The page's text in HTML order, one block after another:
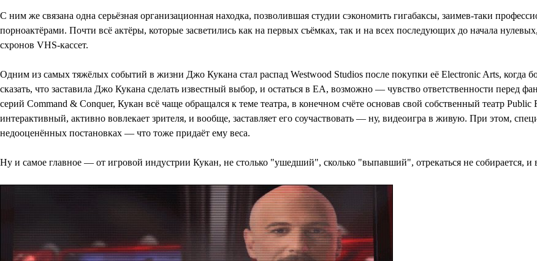
С ним же связана одна серьёзная организационная находка, позволившая студии сэкономить гигабаксы, заимев-таки
порноактёрами. Почти всё актёры, которые засветились как на первых съёмках, так и на всех последующих до начала
схронов VHS-кассет.
Одним из самых тяжёлых событий в жизни Джо Кукана стал распад Westwood Studios после покупки её Electronic Arts, когда
сказать, что заставила Джо Кукана сделать известный выбор, и остаться в EA, возможно — чувство ответственности перед
серий Command & Conquer, Кукан всё чаще обращался к теме театра, в конечном счёте основав свой собственный театр
интерактивный, активно вовлекает зрителя, и вообще, заставляет его соучаствовать — ну, видеоигра в живую. При этом,
недооценённых постановках — что тоже придаёт ему веса.
Ну и самое главное — от игровой индустрии Кукан, не столько "ушедший", сколько "выпавший", отрекаться не собирается,